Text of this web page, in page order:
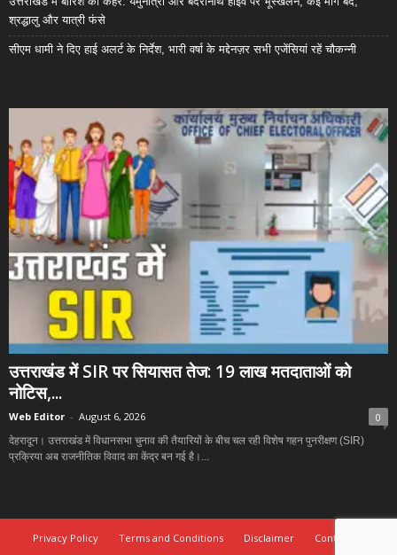
श्रद्धालु और यात्री फंसे
सीएम धामी ने दिए हाई अलर्ट के निर्देश, भारी वर्षा के मद्देनज़र सभी एजेंसियां रहें चौकन्नी
उत्तराखंड में SIR पर सियासत तेज: 19 लाख मतदाताओं को
नोटिस,...
Web Editor - August 6, 2026 0
देहरादून। उत्तराखंड में विधानसभा चुनाव की तैयारियों के बीच चल रही विशेष गहन पुनरीक्षण (SIR)
प्रक्रिया अब राजनीतिक विवाद का केंद्र बन गई है।...
Privacy Policy Terms and Conditions Disclaimer Contact Us